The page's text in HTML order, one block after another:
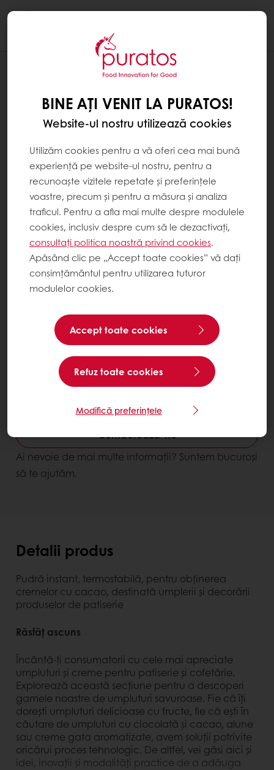
Cotto Choco
Contactează-ne
Ai nevoie de mai multe informații? Suntem bucuroși
să te ajutăm.
Detalii produs
Pudră instant, termostabilă, pentru obţinerea
cremelor cu cacao, destinată umplerii şi decorării
produselor de patiserie
Răsfăț ascuns
Încântă-ți consumatorii cu cele mai apreciate
umpluturi și creme pentru patiserie și cofetărie.
Explorează această secțiune pentru a descoperi
gamele noastre de umpluturi savuroase. Fie că îți
dorești umpluturi delicioase cu fructe, fie că ești în
căutare de umpluturi cu ciocolată și cacao, alune
sau creme gata aromatizate, avem soluții potrivite
oricărui proces tehnologic. De altfel, vei găsi aici și
idei, inovații și modalități practice de a adăuga
BINE AȚI VENIT LA PURATOS!
Website-ul nostru utilizează cookies
Utilizăm cookies pentru a vă oferi cea mai bună
experiență pe website-ul nostru, pentru a
recunoaște vizitele repetate și preferințele
voastre, precum și pentru a măsura și analiza
traficul. Pentru a afla mai multe despre modulele
cookies, inclusiv despre cum să le dezactivați,
consultați politica noastră privind cookies.
Apăsând clic pe „Accept toate cookies” vă dați
consimțământul pentru utilizarea tuturor
modulelor cookies.
Accept toate cookies
Refuz toate cookies
Modifică preferințele